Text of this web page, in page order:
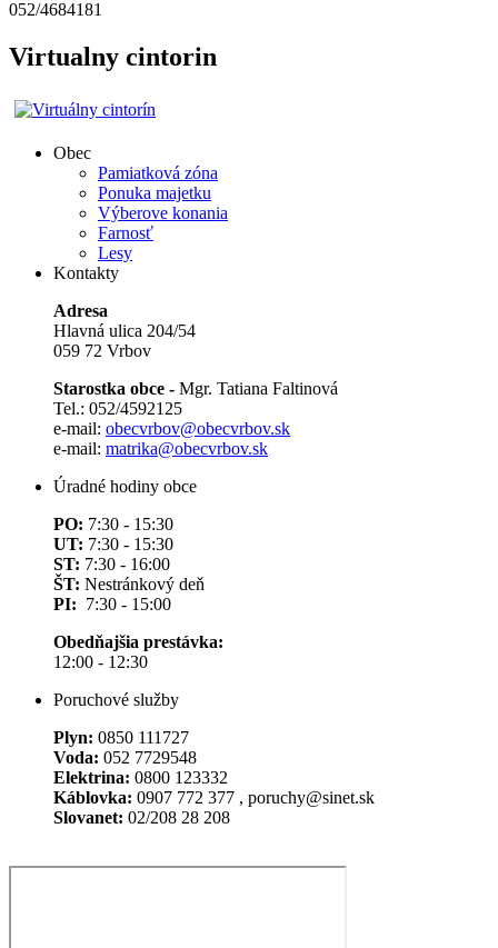
052/4684181
Virtualny cintorin
Obec
Pamiatková zóna
Ponuka majetku
Výberove konania
Farnosť
Lesy
Kontakty
Adresa
Hlavná ulica 204/54
059 72 Vrbov
Starostka obce - Mgr. Tatiana Faltinová
Tel.: 052/4592125
e-mail: obecvrbov@obecvrbov.sk
e-mail: matrika@obecvrbov.sk
Úradné hodiny obce
PO: 7:30 - 15:30
UT: 7:30 - 15:30
ST: 7:30 - 16:00
ŠT: Nestránkový deň
PI: 7:30 - 15:00
Obedňajšia prestávka:
12:00 - 12:30
Poruchové služby
Plyn: 0850 111727
Voda: 052 7729548
Elektrina: 0800 123332
Káblovka: 0907 772 377 , poruchy@sinet.sk
Slovanet: 02/208 28 208